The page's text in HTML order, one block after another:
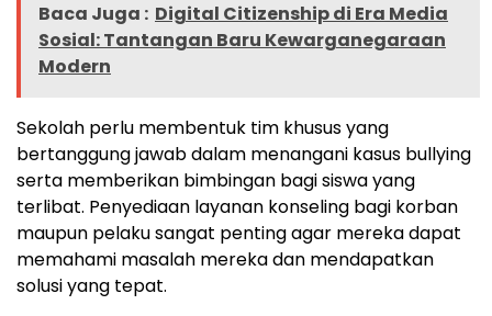
Baca Juga : Digital Citizenship di Era Media
Sosial: Tantangan Baru Kewarganegaraan
Modern
Sekolah perlu membentuk tim khusus yang
bertanggung jawab dalam menangani kasus bullying
serta memberikan bimbingan bagi siswa yang
terlibat. Penyediaan layanan konseling bagi korban
maupun pelaku sangat penting agar mereka dapat
memahami masalah mereka dan mendapatkan
solusi yang tepat.